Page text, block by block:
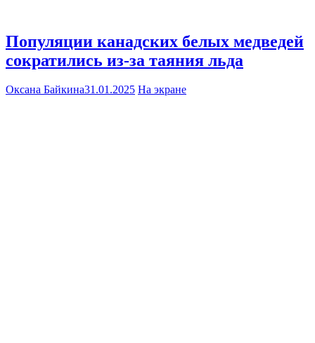
Популяции канадских белых медведей
сократились из-за таяния льда
Оксана Байкина31.01.2025 На экране